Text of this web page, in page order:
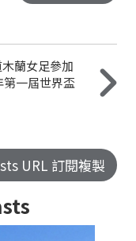
蘭女足參加
第一屆世界盃
URL 訂閱複製